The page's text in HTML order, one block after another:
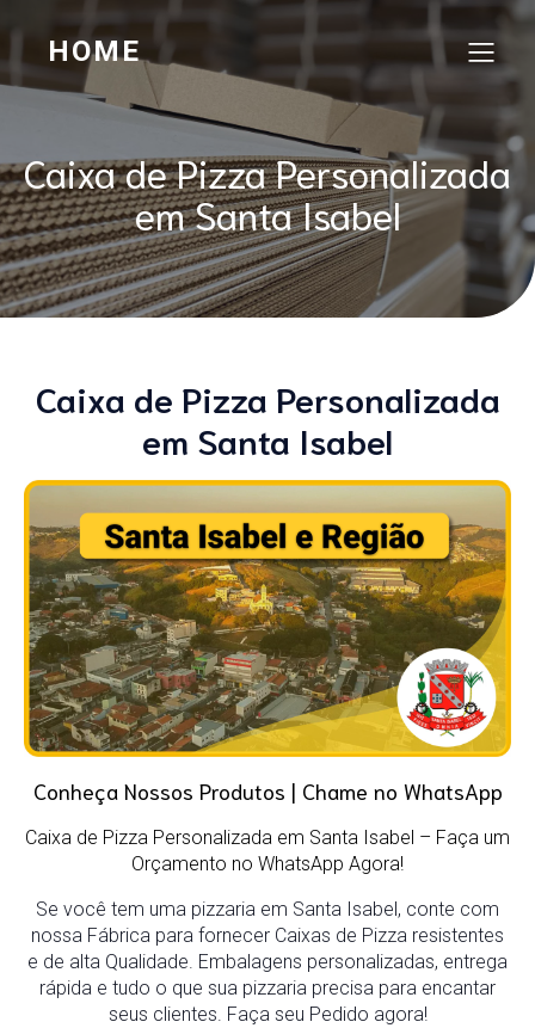
HOME
Caixa de Pizza Personalizada
em Santa Isabel
Caixa de Pizza Personalizada
em Santa Isabel
Conheça Nossos Produtos | Chame no WhatsApp
Caixa de Pizza Personalizada em Santa Isabel – Faça um
Orçamento no WhatsApp Agora!
Se você tem uma pizzaria em Santa Isabel, conte com
nossa Fábrica para fornecer Caixas de Pizza resistentes
e de alta Qualidade. Embalagens personalizadas, entrega
rápida e tudo o que sua pizzaria precisa para encantar
seus clientes. Faça seu Pedido agora!